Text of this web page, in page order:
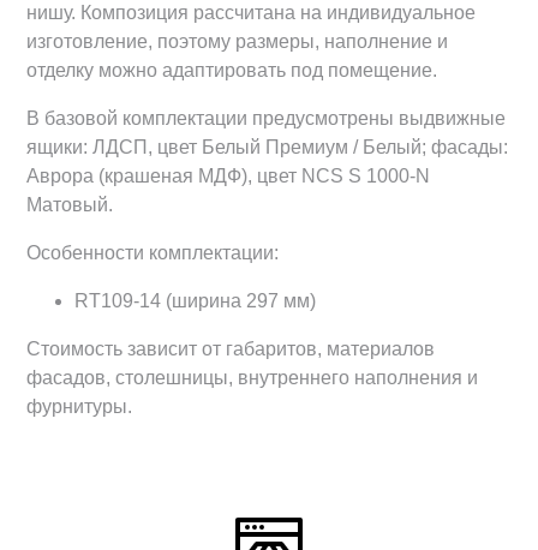
нишу. Композиция рассчитана на индивидуальное
изготовление, поэтому размеры, наполнение и
отделку можно адаптировать под помещение.
В базовой комплектации предусмотрены выдвижные
ящики: ЛДСП, цвет Белый Премиум / Белый; фасады:
Аврора (крашеная МДФ), цвет NCS S 1000-N
Матовый.
Особенности комплектации:
RT109-14 (ширина 297 мм)
Стоимость зависит от габаритов, материалов
фасадов, столешницы, внутреннего наполнения и
фурнитуры.